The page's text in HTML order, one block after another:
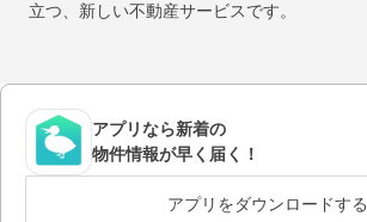
立つ、新しい不動産サービスです。
アプリなら新着の
物件情報が早く届く！
アプリをダウンロードする